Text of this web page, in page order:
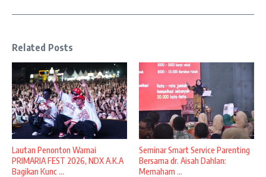
Related Posts
Lautan Penonton Warnai
PRIMARIA FEST 2026, NDX A.K.A
Bagikan Kunc ...
Seminar Smart Service Parenting
Bersama dr. Aisah Dahlan:
Memaham ...